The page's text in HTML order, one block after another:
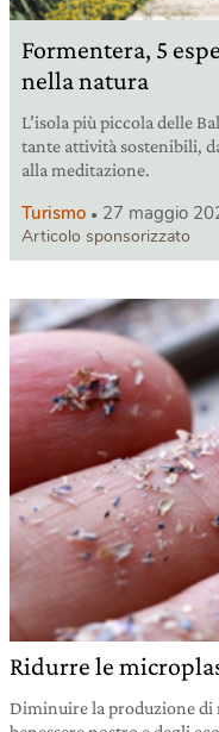
Formentera, 5
nella natura
L’isola più piccola delle
tante attività sostenibili,
alla meditazione.
Turismo 27 maggio
Articolo sponsorizzato
Ridurre le
Diminuire la produzione di